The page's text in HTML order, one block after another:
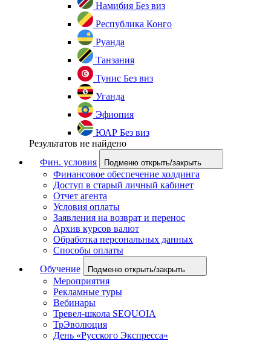
Намибия Без виз
Республика Конго
Руанда
Танзания
Тунис Без виз
Уганда
Эфиопия
ЮАР Без виз
Результатов не найдено
Фин. условия
Подменю открыть/закрыть
Финансовое обеспечение холдинга
Доступ в старый личный кабинет
Отчет агента
Условия оплаты
Заявления на возврат и перенос
Архив курсов валют
Обработка персональных данных
Способы оплаты
Обучение
Подменю открыть/закрыть
Мероприятия
Рекламные туры
Вебинары
Тревел-школа SEQUOIA
ТрЭволюция
День «Русского Экспресса»